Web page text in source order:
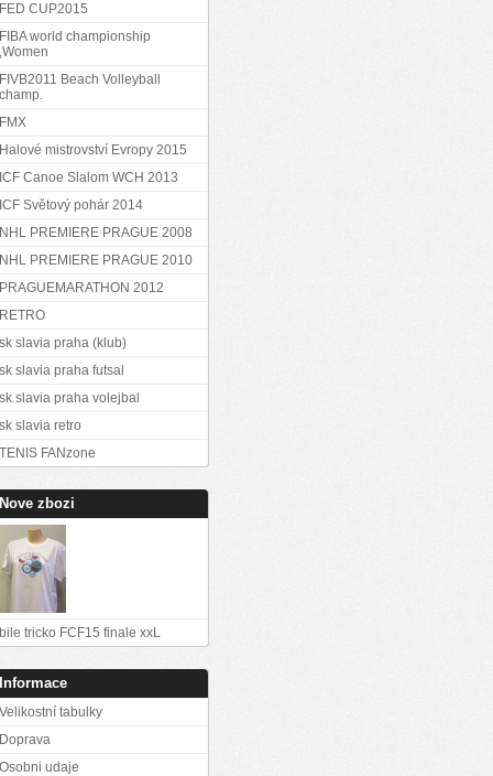
FED CUP2015
FIBA world championship
,Women
FIVB2011 Beach Volleyball
champ.
FMX
Halové mistrovství Evropy 2015
ICF Canoe Slalom WCH 2013
ICF Světový pohár 2014
NHL PREMIERE PRAGUE 2008
NHL PREMIERE PRAGUE 2010
PRAGUEMARATHON 2012
RETRO
sk slavia praha (klub)
sk slavia praha futsal
sk slavia praha volejbal
sk slavia retro
TENIS FANzone
Nove zbozi
bile tricko FCF15 finale xxL
Informace
Velikostní tabulky
Doprava
Osobni udaje